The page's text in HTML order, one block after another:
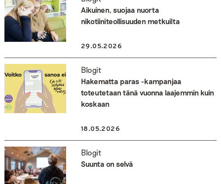
Aikuinen, suojaa nuorta
nikotiiniteollisuuden metkuilta
29.05.2026
Blogit
Hakematta paras -kampanjaa
toteutetaan tänä vuonna laajemmin kuin
koskaan
18.05.2026
Blogit
Suunta on selvä